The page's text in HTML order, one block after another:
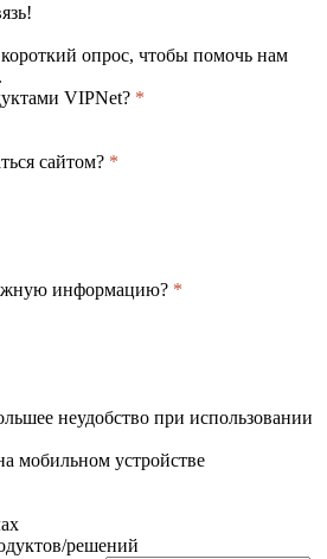
опрос, чтобы помочь нам
VIPNet? *
сайтом? *
информацию? *
неудобство при использовании
мобильном устройстве
решений